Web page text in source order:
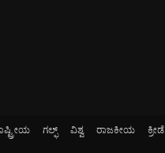
ಗಲ್ಫ್ ವಿಶ್ವ ರಾಜಕೀಯ ಕ್ರೀಡೆ